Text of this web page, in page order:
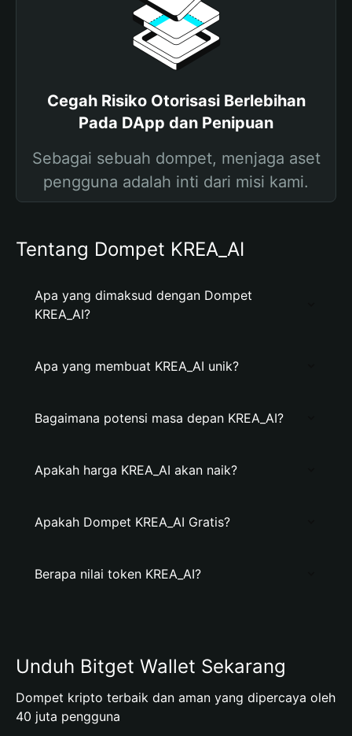
Cegah Risiko Otorisasi Berlebihan
Pada DApp dan Penipuan
Sebagai sebuah dompet, menjaga aset
pengguna adalah inti dari misi kami.
Tentang Dompet KREA_AI
Apa yang dimaksud dengan Dompet
KREA_AI?
Apa yang membuat KREA_AI unik?
Bagaimana potensi masa depan KREA_AI?
Apakah harga KREA_AI akan naik?
Apakah Dompet KREA_AI Gratis?
Berapa nilai token KREA_AI?
Unduh Bitget Wallet Sekarang
Dompet kripto terbaik dan aman yang dipercaya oleh
40 juta pengguna